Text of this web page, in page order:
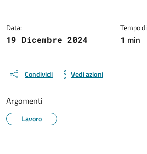
Data:
19 Dicembre 2024
Tempo
1 min
Condividi Vedi azioni
Argomenti
Lavoro